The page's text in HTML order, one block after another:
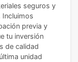
seguros y
previa y
tu inversión
de calidad
unidad